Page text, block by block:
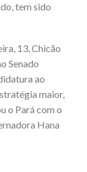
tem sido
13, Chicão
Senado
ao
maior,
o Pará com o
Hana